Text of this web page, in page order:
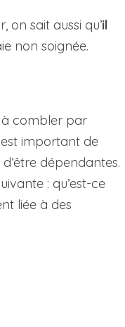
on sait aussi qu’il
non soignée.
à combler par
important de
dépendantes.
: qu’est-ce
liée à des